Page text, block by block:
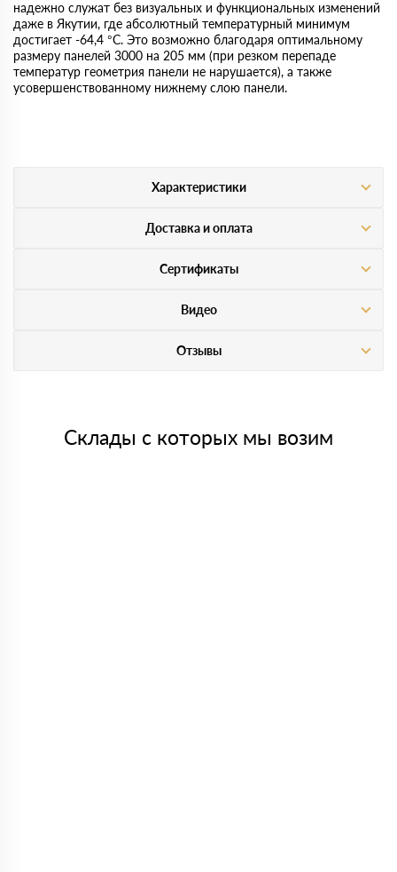
надежно служат без визуальных и функциональных изменений
даже в Якутии, где абсолютный температурный минимум
достигает -64,4 °С. Это возможно благодаря оптимальному
размеру панелей 3000 на 205 мм (при резком перепаде
температур геометрия панели не нарушается), а также
усовершенствованному нижнему слою панели.
Характеристики
Доставка и оплата
Сертификаты
Видео
Отзывы
Склады с которых мы возим